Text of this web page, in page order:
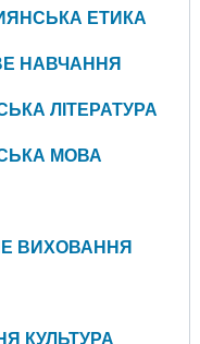
ЕТИКА
НАВЧАННЯ
ЛІТЕРАТУРА
МОВА
ВИХОВАННЯ
КУЛЬТУРА